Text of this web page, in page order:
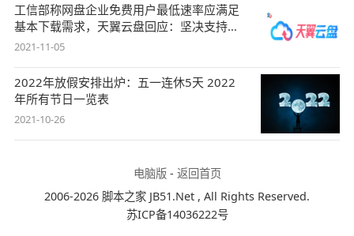
工信部称网盘企业免费用户最低速率应满足
基本下载需求，天翼云盘回应：坚决支持，
始终
2021-11-05
2022年放假安排出炉：五一连休5天 2022
年所有节日一览表
2021-10-26
电脑版- 返回首页
2006-2026 脚本之家 JB51.Net , All Rights Reserved.
苏ICP备14036222号